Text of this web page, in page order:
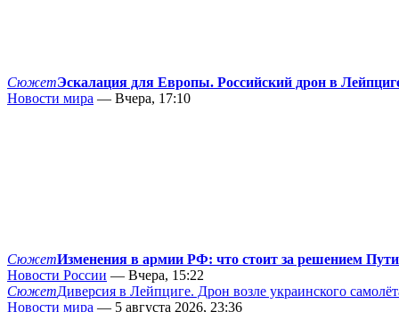
СюжетЭскалация для Европы. Российский дрон в
Новости мира — Вчера, 17:10
СюжетИзменения в армии РФ: что стоит за решением
Новости России — Вчера, 15:22
СюжетДиверсия в Лейпциге. Дрон возле украинского
Новости мира — 5 августа 2026, 23:36